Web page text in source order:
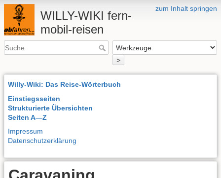
zum Inhalt springen
WILLY-WIKI fern-
mobil-reisen
>
Willy-Wiki: Das Reise-Wörterbuch
Einstiegsseiten
Strukturierte Übersichten
Seiten A—Z
Impressum
Datenschutzerklärung